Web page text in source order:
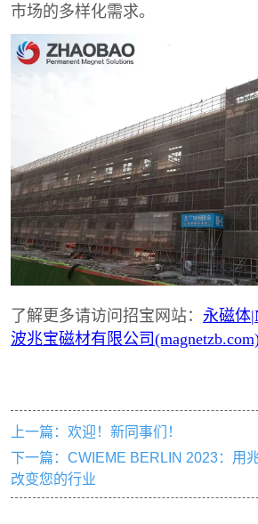
上一篇：欢迎！新同事们！
下一篇：CWIEME BERLIN 2023：用
改变您的行业